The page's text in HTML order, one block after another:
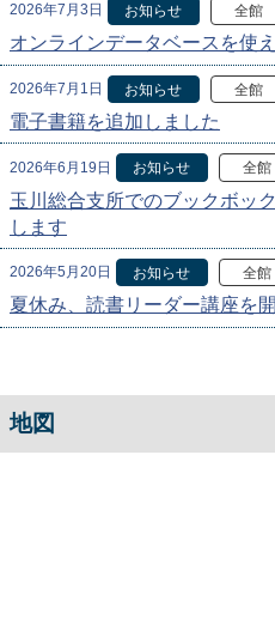
2026年7月3日 お知らせ 全館
オンラインデータベースを使
2026年7月1日 お知らせ 全館
電子書籍を追加しました
2026年6月19日 お知らせ 全館
玉川総合支所でのブックボッ
します
2026年5月20日 お知らせ 全館
夏休み、読書リーダー講座を
地図